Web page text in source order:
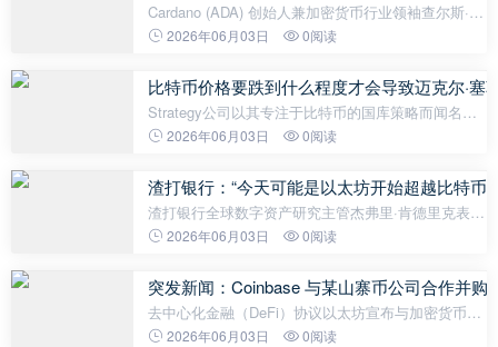
Cardano (ADA) 创始人兼加密货币行业领袖查尔斯·霍
斯金森 (Charles Hoskinson) 在最近的一次采访中，
表了引人注目的言论。
2026年06月03日 0阅读
比特币价格要跌到什么程度才会导致迈克尔·塞
Strategy公司以其专注于比特币的国库策略而闻名，
但其资产负债表状况一直是投资者争论的焦点。尽管
论人士指出，其比特币资产仍然
2026年06月03日 0阅读
渣打银行：“今天可能是以太坊开始超越比特币
渣打银行全球数字资产研究主管杰弗里·肯德里克表
示，Strategy 最近抛售比特币可能预示着以太坊对比
月底出售的32枚比特币仅占
2026年06月03日 0阅读
突发新闻：Coinbase 与某山寨币公司合作并购
去中心化金融（DeFi）协议以太坊宣布与加密货币交
易所 Coinbase 建立战略合作伙伴关系，旨在将链上
2026年06月03日 0阅读